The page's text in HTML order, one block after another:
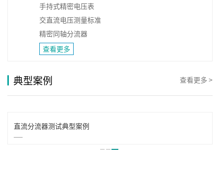
手持式精密电压表
交直流电压测量标准
精密同轴分流器
查看更多
典型案例 查看更多 >
直流分流器测试典型案例